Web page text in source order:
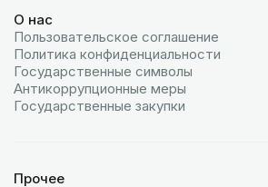
О нас
Пользовательское соглашение
Политика конфиденциальности
Государственные символы
Антикоррупционные меры
Государственные закупки
Прочее